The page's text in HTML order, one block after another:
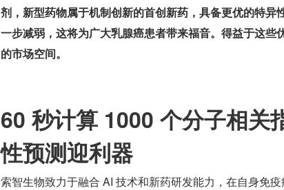
剂，新型药物属于机制创新的首创新药，具备更优的特异
一步减弱，这将为广大乳腺癌患者带来福音。得益于这些
的市场空间。
60 秒计算 1000 个分子相关
性预测迎利器
索智生物致力于融合 AI 技术和新药研发能力，在自身免